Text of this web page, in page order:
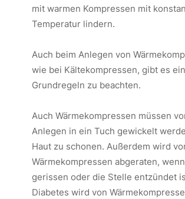
mit warmen Kompressen mit
Temperatur lindern.
Auch beim Anlegen von
wie bei Kältekompressen, gibt es
Grundregeln zu beachten.
Auch Wärmekompressen müssen
Anlegen in ein Tuch gewickelt
Haut zu schonen. Außerdem wird
Wärmekompressen abgeraten,
gerissen oder die Stelle entzündet
Diabetes wird von